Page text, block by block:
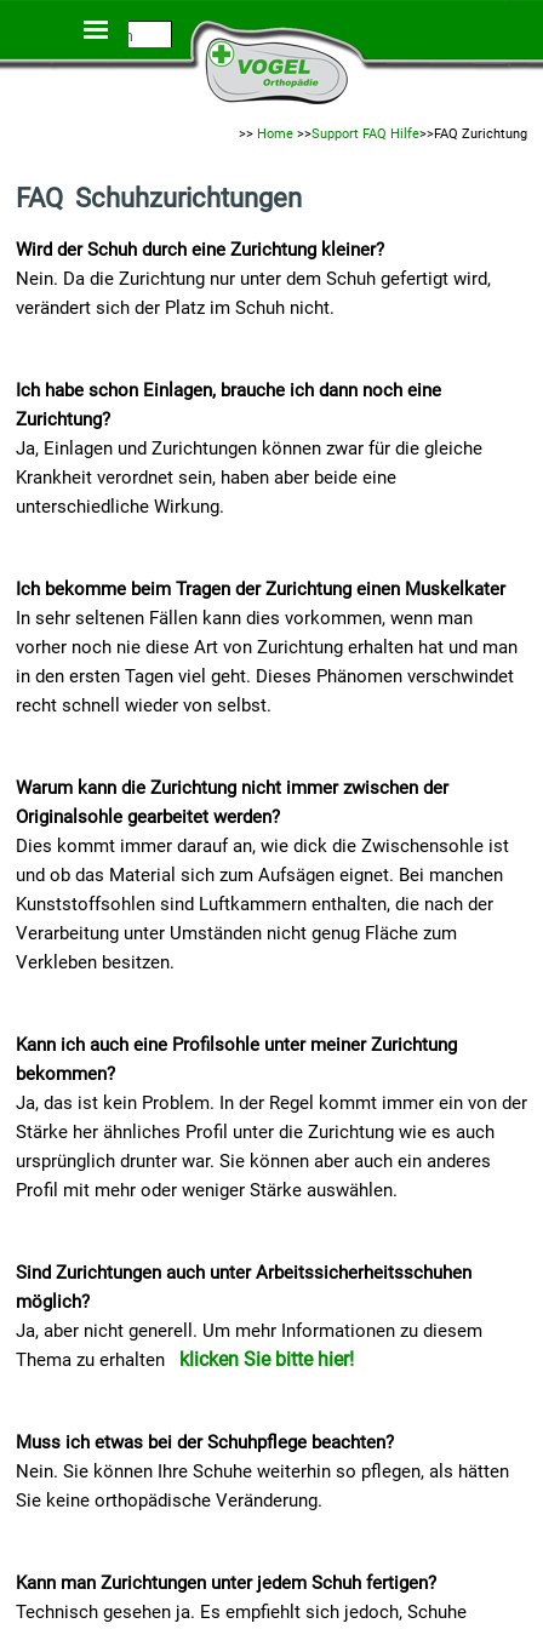
Startseite
Menü überspringen
>> Home >>Support FAQ Hilfe>>FAQ Zurichtung
FAQ Schuhzurichtungen
Wird der Schuh durch eine Zurichtung kleiner?
Nein. Da die Zurichtung nur unter dem Schuh gefertigt wird,
verändert sich der Platz im Schuh nicht.
Ich habe schon Einlagen, brauche ich dann noch eine
Zurichtung?
Ja, Einlagen und Zurichtungen können zwar für die gleiche
Krankheit verordnet sein, haben aber beide eine
unterschiedliche Wirkung.
Ich bekomme beim Tragen der Zurichtung einen Muskelkater
In sehr seltenen Fällen kann dies vorkommen, wenn man
vorher noch nie diese Art von Zurichtung erhalten hat und man
in den ersten Tagen viel geht. Dieses Phänomen verschwindet
recht schnell wieder von selbst.
Warum kann die Zurichtung nicht immer zwischen der
Originalsohle gearbeitet werden?
Dies kommt immer darauf an, wie dick die Zwischensohle ist
und ob das Material sich zum Aufsägen eignet. Bei manchen
Kunststoffsohlen sind Luftkammern enthalten, die nach der
Verarbeitung unter Umständen nicht genug Fläche zum
Verkleben besitzen.
Kann ich auch eine Profilsohle unter meiner Zurichtung
bekommen?
Ja, das ist kein Problem. In der Regel kommt immer ein von der
Stärke her ähnliches Profil unter die Zurichtung wie es auch
ursprünglich drunter war. Sie können aber auch ein anderes
Profil mit mehr oder weniger Stärke auswählen.
Sind Zurichtungen auch unter Arbeitssicherheitsschuhen
möglich?
Ja, aber nicht generell. Um mehr Informationen zu diesem
Thema zu erhalten klicken Sie bitte hier!
Muss ich etwas bei der Schuhpflege beachten?
Nein. Sie können Ihre Schuhe weiterhin so pflegen, als hätten
Sie keine orthopädische Veränderung.
Kann man Zurichtungen unter jedem Schuh fertigen?
Technisch gesehen ja. Es empfiehlt sich jedoch, Schuhe